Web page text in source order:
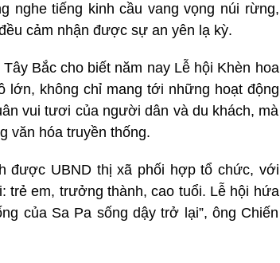
nghe tiếng kinh cầu vang vọng núi rừng,
cảm nhận được sự an yên lạ kỳ.
Bắc cho biết năm nay Lễ hội Khèn hoa
không chỉ mang tới những hoạt động
vui tươi của người dân và du khách, mà
văn hóa truyền thống.
được UBND thị xã phối hợp tổ chức, với
trẻ em, trưởng thành, cao tuổi. Lễ hội hứa
của Sa Pa sống dậy trở lại”, ông Chiến